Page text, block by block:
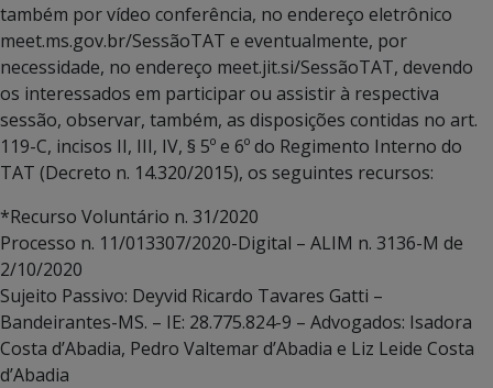
também por vídeo conferência, no endereço eletrônico
meet.ms.gov.br/SessãoTAT e eventualmente, por
necessidade, no endereço meet.jit.si/SessãoTAT, devendo
os interessados em participar ou assistir à respectiva
sessão, observar, também, as disposições contidas no art.
119-C, incisos II, III, IV, § 5º e 6º do Regimento Interno do
TAT (Decreto n. 14.320/2015), os seguintes recursos:
*Recurso Voluntário n. 31/2020
Processo n. 11/013307/2020-Digital – ALIM n. 3136-M de
2/10/2020
Sujeito Passivo: Deyvid Ricardo Tavares Gatti –
Bandeirantes-MS. – IE: 28.775.824-9 – Advogados: Isadora
Costa d’Abadia, Pedro Valtemar d’Abadia e Liz Leide Costa
d’Abadia